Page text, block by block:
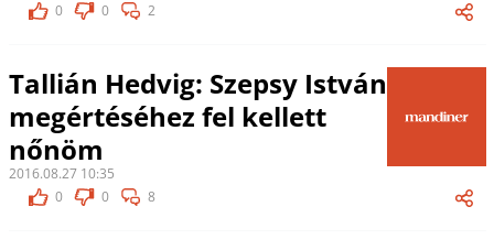
0
0 2
Tallián Hedvig: Szepsy István
megértéséhez fel kellett
nőnöm
2016.08.27 10:35
0
0 8